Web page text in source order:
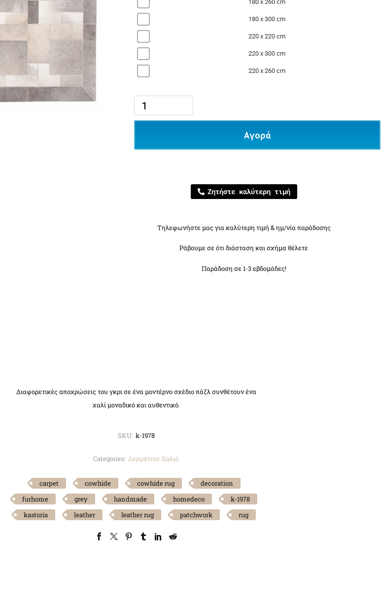
180 x 260 cm
180 x 300 cm
220 x 220 cm
220 x 300 cm
220 x 260 cm
Αγορά
Ζητήστε καλύτερη τιμή
Τηλεφωνήστε μας για καλύτερη τιμή & ημ/νία παράδοσης
Ράβουμε σε ότι διάσταση και σχήμα θέλετε
Παράδοση σε 1-3 εβδομάδες!
Διαφορετικές αποχρώσεις του γκρι σε ένα μοντέρνο σχέδιο πάζλ συνθέτουν ένα
χαλί μοναδικό και αυθεντικό.
SKU: k-1978
Categories: Δερμάτινα Χαλιά
carpet cowhide cowhide rug
decoration
furhome
grey handmade homedeco
k-1978
kastoria
leather leather rug patchwork rug